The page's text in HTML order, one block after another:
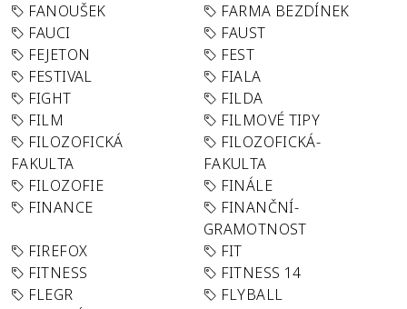
FANOUŠEK
FARMA BEZDÍNEK
FAUCI
FAUST
FEJETON
FEST
FESTIVAL
FIALA
FIGHT
FILDA
FILM
FILMOVÉ TIPY
FILOZOFICKÁ
FAKULTA
FILOZOFICKÁ-
FAKULTA
FILOZOFIE
FINÁLE
FINANCE
FINANČNÍ-
GRAMOTNOST
FIREFOX
FIT
FITNESS
FITNESS 14
FLEGR
FLYBALL